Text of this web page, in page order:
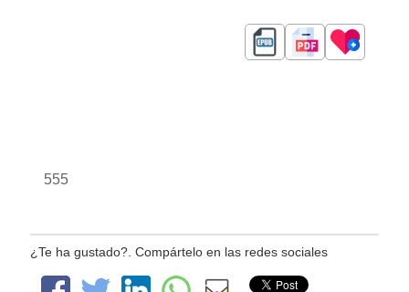
555
¿Te ha gustado?. Compártelo en las redes sociales